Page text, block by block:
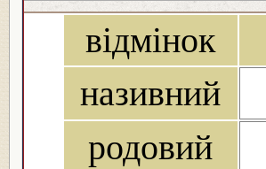
відмінок
називний
родовий